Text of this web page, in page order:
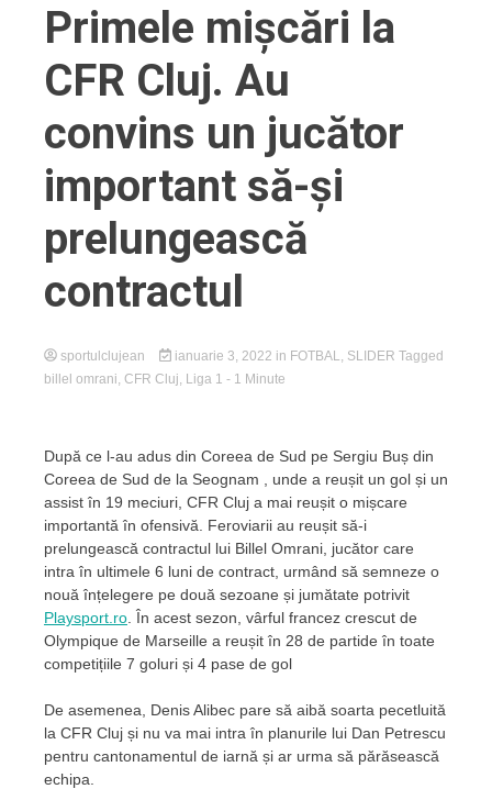
Primele mișcări la
CFR Cluj. Au
convins un jucător
important să-și
prelungească
contractul
sportulclujean ianuarie 3, 2022 in FOTBAL SLIDER Tagged
billel omrani CFR Cluj Liga 1 - 1 Minute
După ce l-au adus din Coreea de Sud pe Sergiu Buș din
Coreea de Sud de la Seognam , unde a reușit un gol și un
assist în 19 meciuri, CFR Cluj a mai reușit o mișcare
importantă în ofensivă. Feroviarii au reușit să-i
prelungească contractul lui Billel Omrani, jucător care
intra în ultimele 6 luni de contract, urmând să semneze o
nouă înțelegere pe două sezoane și jumătate potrivit
Playsport.ro . În acest sezon, vârful francez crescut de
Olympique de Marseille a reușit în 28 de partide în toate
competițiile 7 goluri și 4 pase de gol
De asemenea, Denis Alibec pare să aibă soarta pecetluită
la CFR Cluj și nu va mai intra în planurile lui Dan Petrescu
pentru cantonamentul de iarnă și ar urma să părăsească
echipa.